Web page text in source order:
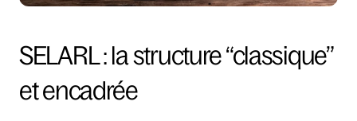
SELARL : la structure “classique”
et encadrée